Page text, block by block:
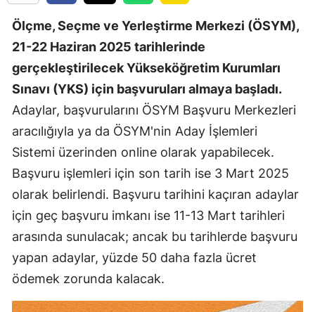
Ölçme, Seçme ve Yerleştirme Merkezi (ÖSYM),
21-22 Haziran 2025 tarihlerinde
gerçekleştirilecek Yükseköğretim Kurumları
Sınavı (YKS) için başvuruları almaya başladı.
Adaylar, başvurularını ÖSYM Başvuru Merkezleri
aracılığıyla ya da ÖSYM'nin Aday İşlemleri
Sistemi üzerinden online olarak yapabilecek.
Başvuru işlemleri için son tarih ise 3 Mart 2025
olarak belirlendi. Başvuru tarihini kaçıran adaylar
için geç başvuru imkanı ise 11-13 Mart tarihleri
arasında sunulacak; ancak bu tarihlerde başvuru
yapan adaylar, yüzde 50 daha fazla ücret
ödemek zorunda kalacak.